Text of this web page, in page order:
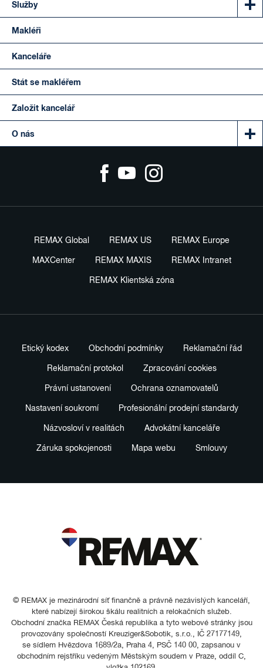
Služby
Makléři
Kanceláře
Stát se makléřem
Založit kancelář
O nás
REMAX Global REMAX US REMAX Europe
MAXCenter REMAX MAXIS REMAX Intranet
REMAX Klientská zóna
Etický kodex Obchodní podmínky Reklamační řád
Reklamační protokol Zpracování cookies
Právní ustanovení Ochrana oznamovatelů
Nastavení soukromí Profesionální prodejní standardy
Názvosloví v realitách Advokátní kanceláře
Záruka spokojenosti Mapa webu Smlouvy
© REMAX je mezinárodní síť finančně a právně nezávislých kanceláří,
které nabízejí širokou škálu realitních a relokačních služeb.
Obchodní značka REMAX Česká republika a tyto webové stránky jsou
provozovány společností Kreuziger&Sobotik, s.r.o., IČ 27177149,
se sídlem Hvězdova 1689/2a, Praha 4, PSČ 140 00, zapsanou v
obchodním rejstříku vedeným Městským soudem v Praze, oddíl C,